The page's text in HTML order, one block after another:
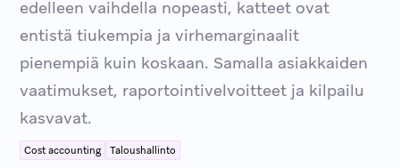
edelleen vaihdella nopeasti, katteet ovat
entistä tiukempia ja virhemarginaalit
pienempiä kuin koskaan. Samalla asiakkaiden
vaatimukset, raportointivelvoitteet ja kilpailu
kasvavat.
Cost accounting Taloushallinto